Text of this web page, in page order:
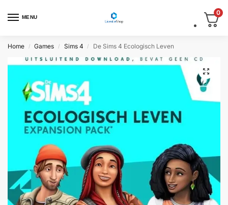
MENU
0
Home / Games / Sims 4 / De Sims 4 Ecologisch Leven